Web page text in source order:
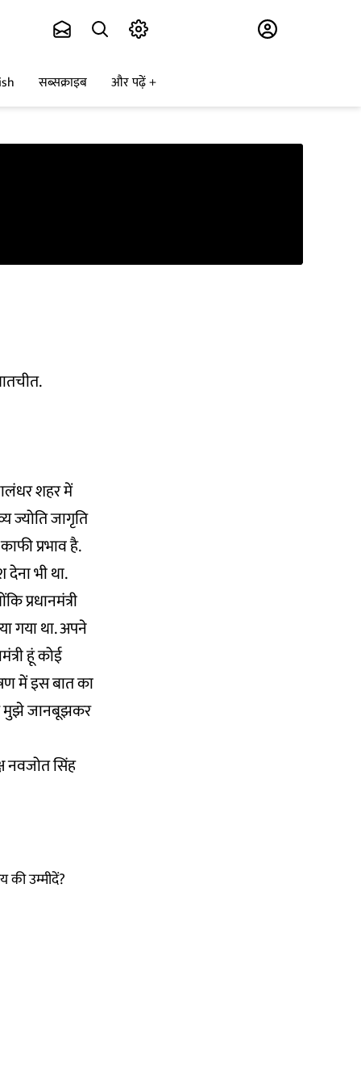
सब्सक्राइब और पढ़ें
शहर में
ज्योति जागृति
प्रभाव है.
भी था.
प्रधानमंत्री
गया था. अपने
हूं कोई
में इस बात का
मुझे जानबूझकर
नवजोत सिंह
की उम्मीदें?